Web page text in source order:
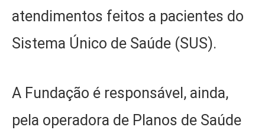
atendimentos feitos a pacientes do
Sistema Único de Saúde (SUS).
A Fundação é responsável, ainda,
pela operadora de Planos de Saúde